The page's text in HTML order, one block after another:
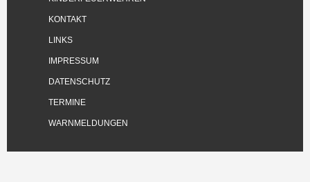
KONTAKT
LINKS
IMPRESSUM
DATENSCHUTZ
TERMINE
WARNMELDUNGEN